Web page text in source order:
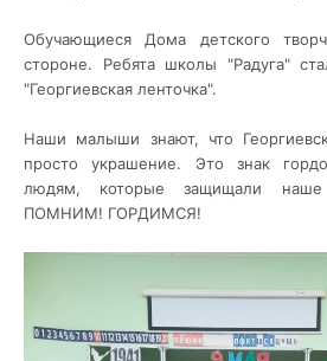
Обучающиеся Дома детского
стороне. Ребята школы "Радуга"
"Георгиевская ленточка".
Наши малыши знают, что
просто украшение. Это знак
людям, которые защищали
ПОМНИМ! ГОРДИМСЯ!